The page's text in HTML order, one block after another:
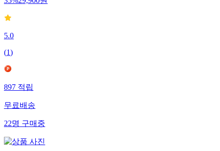
35%29,900원
5.0
(1)
897적립
무료배송
22명구매중